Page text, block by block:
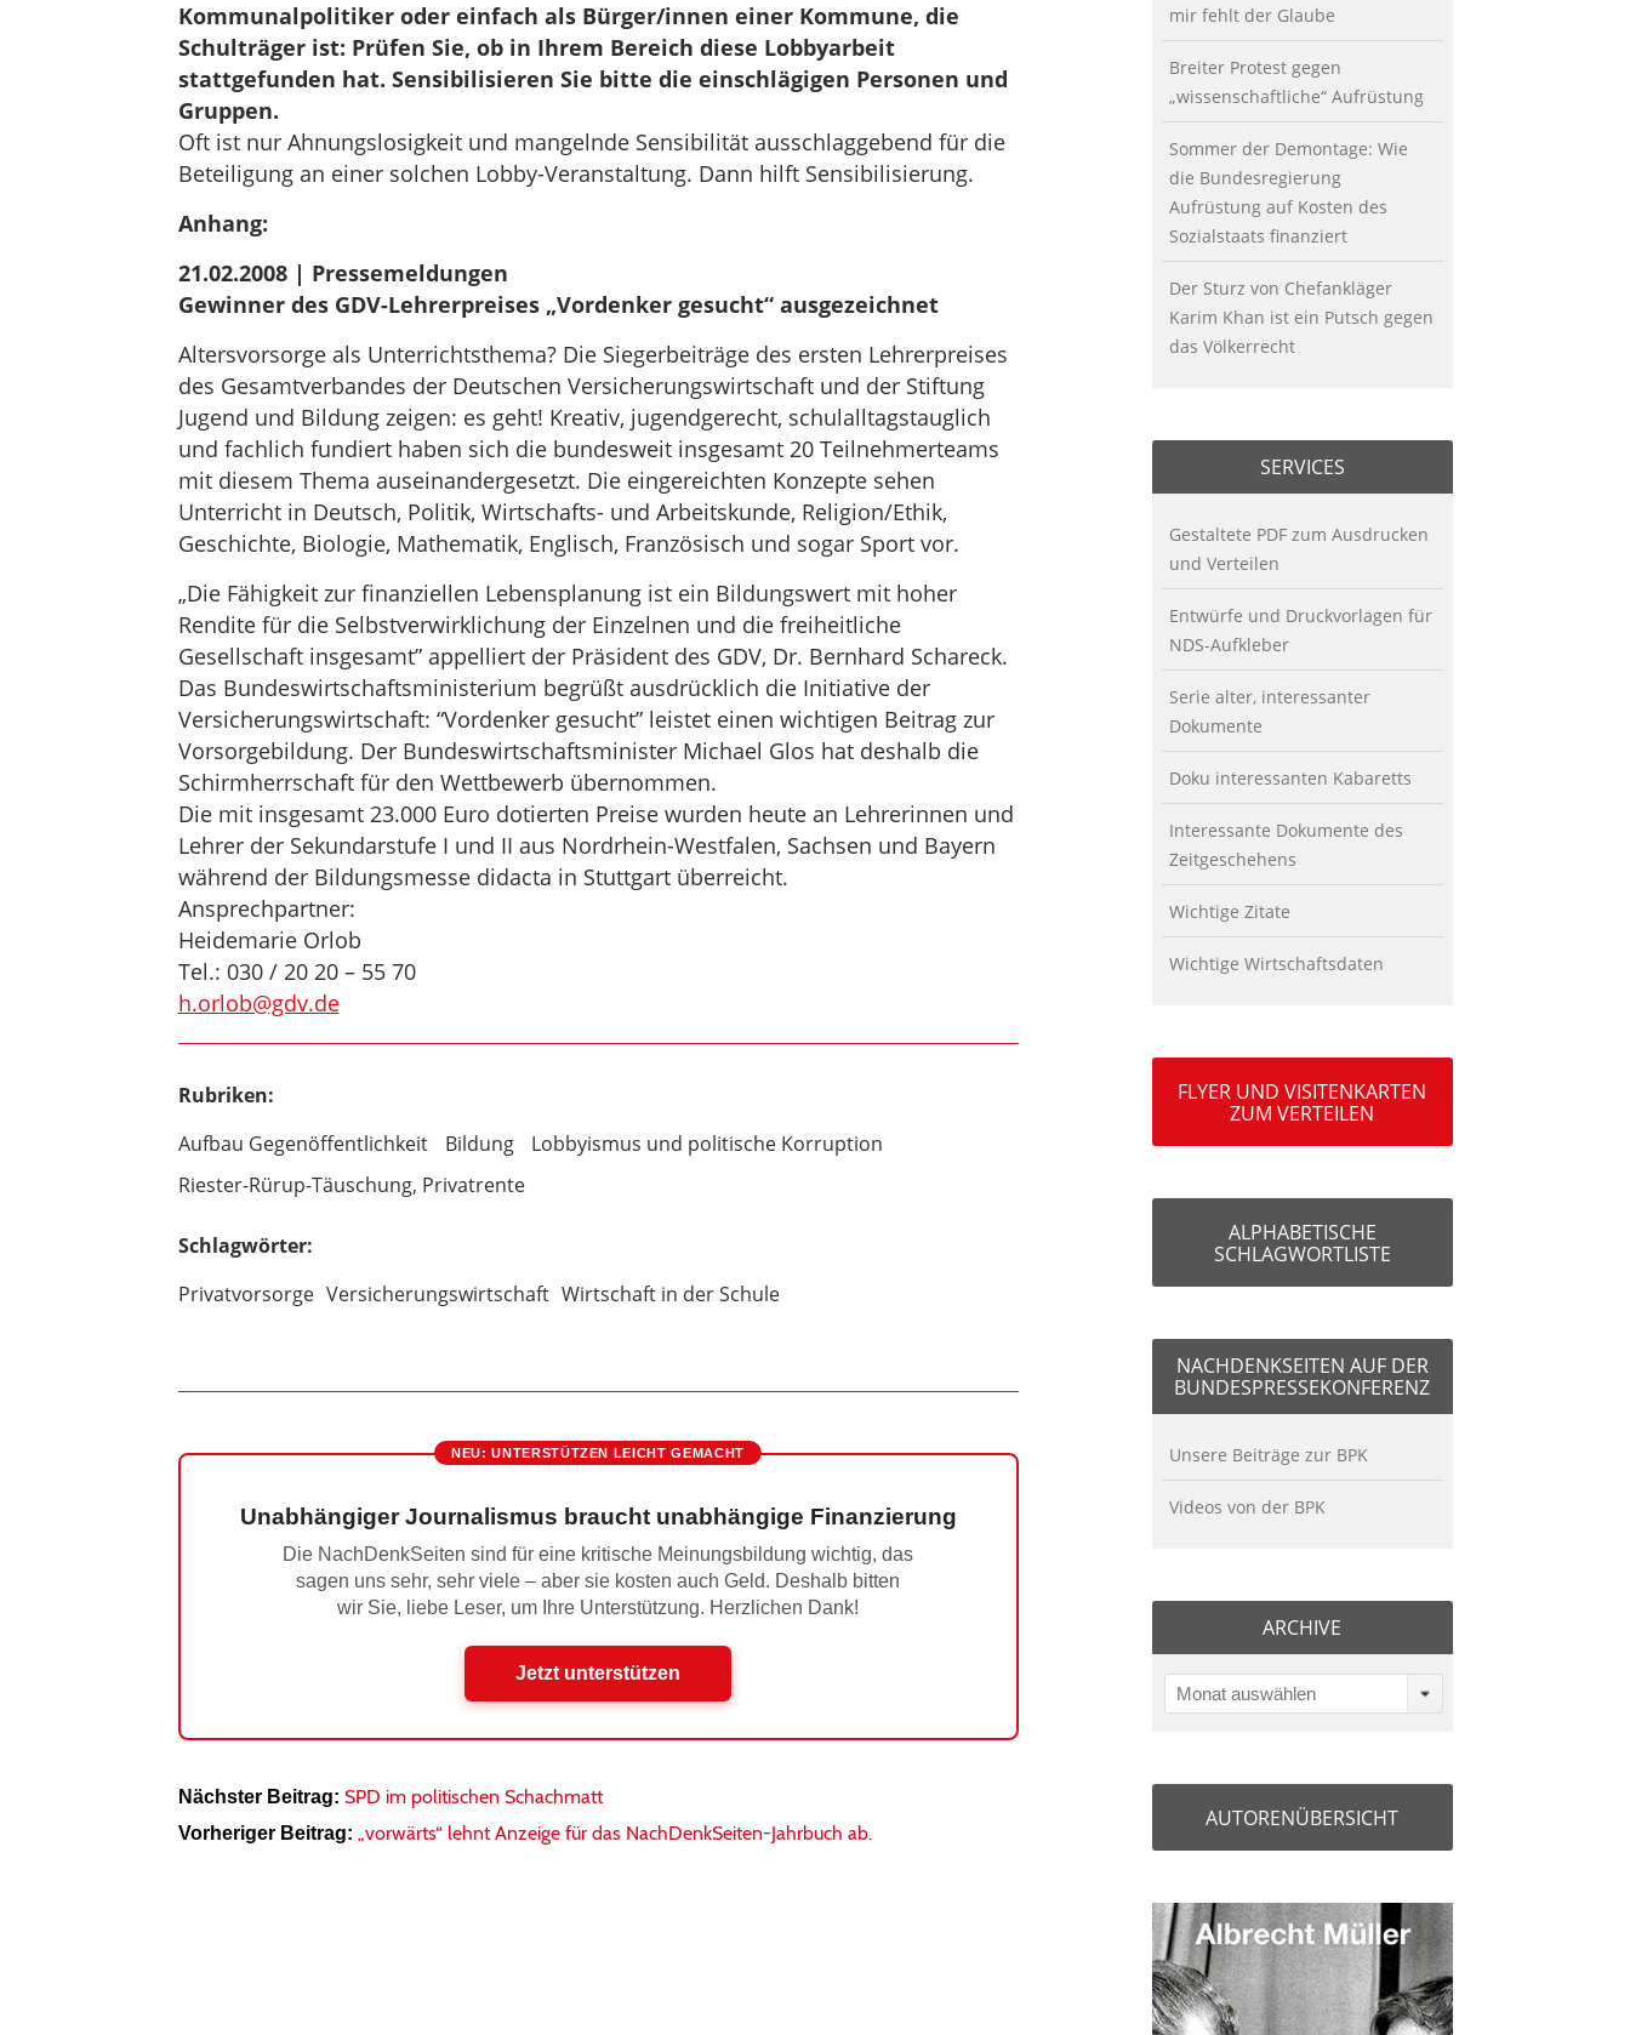
Kommunalpolitiker oder einfach als Bürger/innen einer Kommune, die
Schulträger ist: Prüfen Sie, ob in Ihrem Bereich diese Lobbyarbeit
stattgefunden hat. Sensibilisieren Sie bitte die einschlägigen Personen und
Gruppen.
Oft ist nur Ahnungslosigkeit und mangelnde Sensibilität ausschlaggebend für die
Beteiligung an einer solchen Lobby-Veranstaltung. Dann hilft Sensibilisierung.
Anhang:
21.02.2008 | Pressemeldungen
Gewinner des GDV-Lehrerpreises „Vordenker gesucht“ ausgezeichnet
Altersvorsorge als Unterrichtsthema? Die Siegerbeiträge des ersten Lehrerpreises
des Gesamtverbandes der Deutschen Versicherungswirtschaft und der Stiftung
Jugend und Bildung zeigen: es geht! Kreativ, jugendgerecht, schulalltagstauglich
und fachlich fundiert haben sich die bundesweit insgesamt 20 Teilnehmerteams
mit diesem Thema auseinandergesetzt. Die eingereichten Konzepte sehen
Unterricht in Deutsch, Politik, Wirtschafts- und Arbeitskunde, Religion/Ethik,
Geschichte, Biologie, Mathematik, Englisch, Französisch und sogar Sport vor.
„Die Fähigkeit zur finanziellen Lebensplanung ist ein Bildungswert mit hoher
Rendite für die Selbstverwirklichung der Einzelnen und die freiheitliche
Gesellschaft insgesamt” appelliert der Präsident des GDV, Dr. Bernhard Schareck.
Das Bundeswirtschaftsministerium begrüßt ausdrücklich die Initiative der
Versicherungswirtschaft: “Vordenker gesucht” leistet einen wichtigen Beitrag zur
Vorsorgebildung. Der Bundeswirtschaftsminister Michael Glos hat deshalb die
Schirmherrschaft für den Wettbewerb übernommen.
Die mit insgesamt 23.000 Euro dotierten Preise wurden heute an Lehrerinnen und
Lehrer der Sekundarstufe I und II aus Nordrhein-Westfalen, Sachsen und Bayern
während der Bildungsmesse didacta in Stuttgart überreicht.
Ansprechpartner:
Heidemarie Orlob
Tel.: 030 / 20 20 – 55 70
h.orlob@gdv.de
Rubriken:
Aufbau Gegenöffentlichkeit
Bildung
Lobbyismus und politische Korruption
Riester-Rürup-Täuschung, Privatrente
Schlagwörter:
Privatvorsorge Versicherungswirtschaft Wirtschaft in der Schule
NEU: UNTERSTÜTZEN LEICHT GEMACHT
Unabhängiger Journalismus braucht unabhängige Finanzierung
Die NachDenkSeiten sind für eine kritische Meinungsbildung wichtig, das
sagen uns sehr, sehr viele – aber sie kosten auch Geld. Deshalb bitten
wir Sie, liebe Leser, um Ihre Unterstützung. Herzlichen Dank!
Jetzt unterstützen
Nächster Beitrag: SPD im politischen Schachmatt
Vorheriger Beitrag: „vorwärts“ lehnt Anzeige für das NachDenkSeiten-Jahrbuch ab.
mir fehlt der Glaube
Breiter Protest gegen
„wissenschaftliche“ Aufrüstung
Sommer der Demontage: Wie
die Bundesregierung
Aufrüstung auf Kosten des
Sozialstaats finanziert
Der Sturz von Chefankläger
Karim Khan ist ein Putsch gegen
das Völkerrecht
SERVICES
Gestaltete PDF zum Ausdrucken
und Verteilen
Entwürfe und Druckvorlagen für
NDS-Aufkleber
Serie alter, interessanter
Dokumente
Doku interessanten Kabaretts
Interessante Dokumente des
Zeitgeschehens
Wichtige Zitate
Wichtige Wirtschaftsdaten
FLYER UND VISITENKARTEN
ZUM VERTEILEN
ALPHABETISCHE
SCHLAGWORTLISTE
NACHDENKSEITEN AUF DER
BUNDESPRESSEKONFERENZ
Unsere Beiträge zur BPK
Videos von der BPK
ARCHIVE
Monat auswählen
AUTORENÜBERSICHT